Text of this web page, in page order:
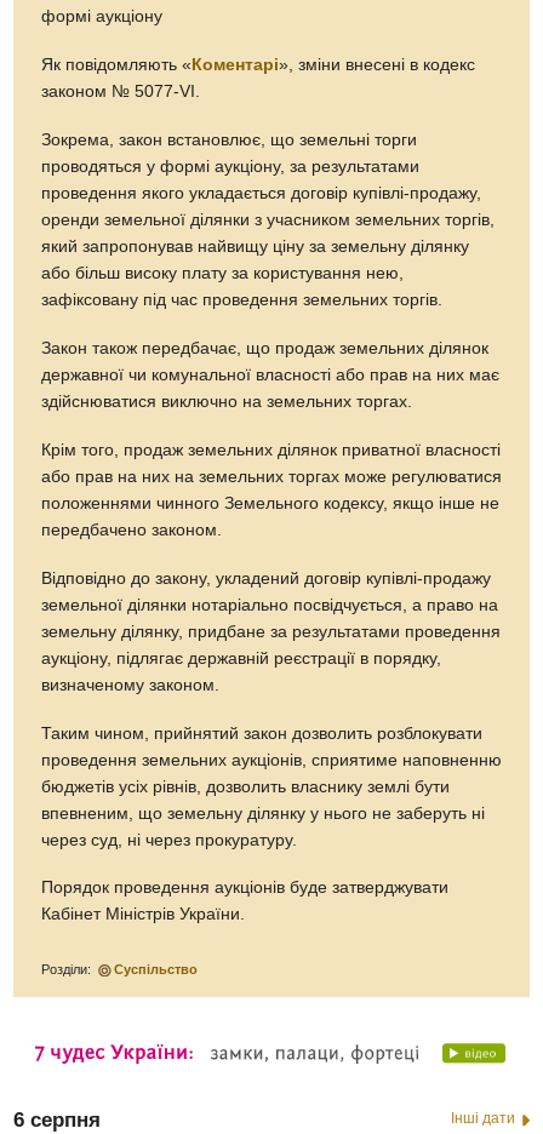
формі аукціону
Як повідомляють « Коментарі», зміни внесені в кодекс
законом № 5077-VI.
Зокрема, закон встановлює, що земельні торги
проводяться у формі аукціону, за результатами
проведення якого укладається договір купівлі-продажу,
оренди земельної ділянки з учасником земельних торгів,
який запропонував найвищу ціну за земельну ділянку
або більш високу плату за користування нею,
зафіксовану під час проведення земельних торгів.
Закон також передбачає, що продаж земельних ділянок
державної чи комунальної власності або прав на них має
здійснюватися виключно на земельних торгах.
Крім того, продаж земельних ділянок приватної власності
або прав на них на земельних торгах може регулюватися
положеннями чинного Земельного кодексу, якщо інше не
передбачено законом.
Відповідно до закону, укладений договір купівлі-продажу
земельної ділянки нотаріально посвідчується, а право на
земельну ділянку, придбане за результатами проведення
аукціону, підлягає державній реєстрації в порядку,
визначеному законом.
Таким чином, прийнятий закон дозволить розблокувати
проведення земельних аукціонів, сприятиме наповненню
бюджетів усіх рівнів, дозволить власнику землі бути
впевненим, що земельну ділянку у нього не заберуть ні
через суд, ні через прокуратуру.
Порядок проведення аукціонів буде затверджувати
Кабінет Міністрів України.
Розділи: Суспільство
6 серпня Інші дати